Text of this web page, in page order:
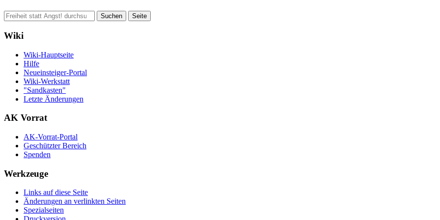
Wiki
Wiki-Hauptseite
Hilfe
Neueinsteiger-Portal
Wiki-Werkstatt
"Sandkasten"
Letzte Änderungen
AK Vorrat
AK-Vorrat-Portal
Geschützter Bereich
Spenden
Werkzeuge
Links auf diese Seite
Änderungen an verlinkten Seiten
Spezialseiten